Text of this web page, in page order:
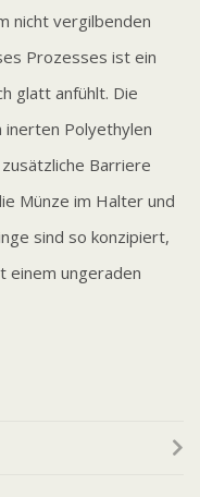
nicht vergilbenden
Prozesses ist ein
glatt anfühlt. Die
inerten Polyethylen
Barriere
Münze im Halter und
sind so konzipiert,
einem ungeraden